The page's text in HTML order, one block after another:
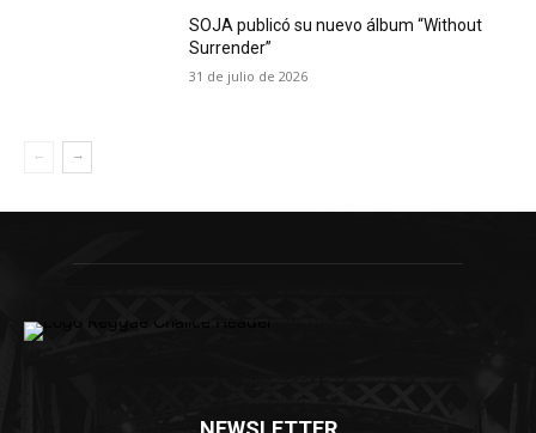
SOJA publicó su nuevo álbum “Without
Surrender”
31 de julio de 2026